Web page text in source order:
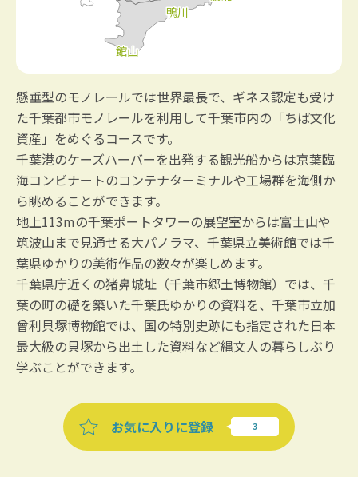
懸垂型のモノレールでは世界最長で、ギネス認定も受け
た千葉都市モノレールを利用して千葉市内の「ちば文化
資産」をめぐるコースです。
千葉港のケーズハーバーを出発する観光船からは京葉臨
海コンビナートのコンテナターミナルや工場群を海側か
ら眺めることができます。
地上113mの千葉ポートタワーの展望室からは富士山や
筑波山まで見通せる大パノラマ、千葉県立美術館では千
葉県ゆかりの美術作品の数々が楽しめます。
千葉県庁近くの猪鼻城址（千葉市郷土博物館）では、千
葉の町の礎を築いた千葉氏ゆかりの資料を、千葉市立加
曾利貝塚博物館では、国の特別史跡にも指定された日本
最大級の貝塚から出土した資料など縄文人の暮らしぶり
学ぶことができます。
お気に入りに登録